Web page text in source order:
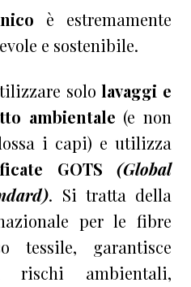
è estremamente
e sostenibile.
sololavaggi e
ambientale (e non
i capi) e utilizza
GOTS
(Global
. Si tratta della
per le fibre
tessile, garantisce
rischi ambientali,